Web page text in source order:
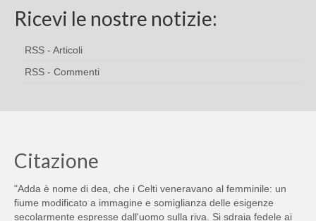
Ricevi le nostre notizie:
RSS - Articoli
RSS - Commenti
Citazione
"Adda è nome di dea, che i Celti veneravano al femminile: un
fiume modificato a immagine e somiglianza delle esigenze
secolarmente espresse dall'uomo sulla riva. Si sdraia fedele ai